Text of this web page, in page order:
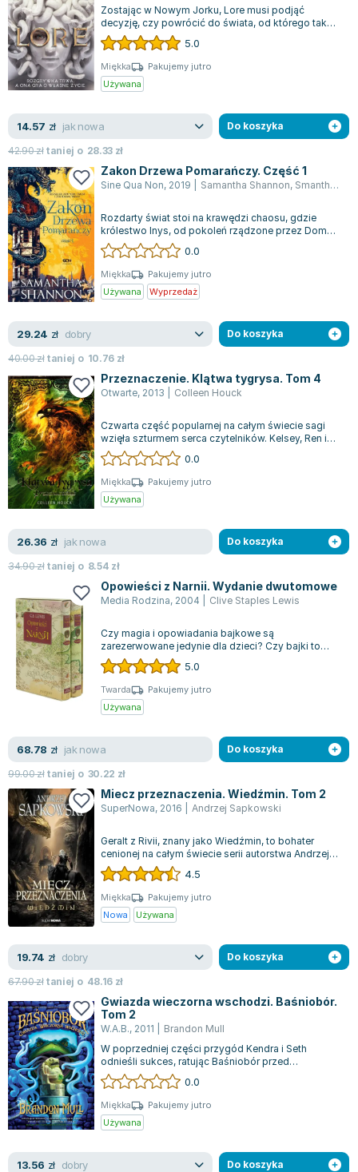
Zostając w Nowym Jorku, Lore musi podjąć
decyzję, czy powrócić do świata, od którego tak
gorąco próbowała uciec, czy też zostawić...
5.0
Miękka
Pakujemy jutro
Używana
14.57 zł jak nowa
42.90złtaniej o 28.33 zł
Do koszyka
Zakon Drzewa Pomarańczy. Część 1
Sine Qua Non, 2019 Samantha Shannon, Smantha Shannon
Rozdarty świat stoi na krawędzi chaosu, gdzie
królestwo Inys, od pokoleń rządzone przez Dom
Berethnet, zmaga się z groźbą zniszcze...
0.0
Miękka
Pakujemy jutro
Używana
Wyprzedaż
29.24 zł dobry
40.00złtaniej o 10.76 zł
Do koszyka
Przeznaczenie. Klątwa tygrysa. Tom 4
Otwarte, 2013 Colleen Houck
Czwarta część popularnej na całym świecie sagi
wzięła szturmem serca czytelników. Kelsey, Ren i
Kishan mają już za sobą trzy misje...
0.0
Miękka
Pakujemy jutro
Używana
26.36 zł jak nowa
34.90złtaniej o 8.54 zł
Do koszyka
Opowieści z Narnii. Wydanie dwutomowe
Media Rodzina, 2004 Clive Staples Lewis
Czy magia i opowiadania bajkowe są
zarezerwowane jedynie dla dzieci? Czy bajki to
tylko nonsens? Jeśli kiedykolwiek miałeś takie p...
5.0
Twarda
Pakujemy jutro
Używana
68.78 zł jak nowa
99.00złtaniej o 30.22 zł
Do koszyka
Miecz przeznaczenia. Wiedźmin. Tom 2
SuperNowa, 2016 Andrzej Sapkowski
Geralt z Rivii, znany jako Wiedźmin, to bohater
cenionej na całym świecie serii autorstwa Andrzeja
Sapkowskiego, która zdobyła ogr...
4.5
Miękka
Pakujemy jutro
Nowa
Używana
19.74 zł dobry
67.90złtaniej o 48.16 zł
Do koszyka
Gwiazda wieczorna wschodzi. Baśniobór.
Tom 2
W.A.B., 2011
Brandon Mull
W poprzedniej części przygód Kendra i Seth
odnieśli sukces, ratując Baśniobór przed
Stowarzyszeniem Gwiazdy Wieczornej, które plan...
0.0
Miękka
Pakujemy jutro
Używana
13.56 zł dobry Do koszyka